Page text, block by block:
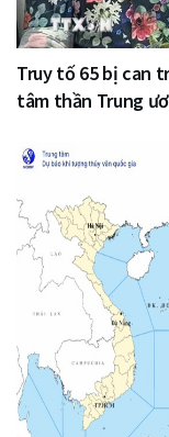
Truy tố 65 bị can
tâm thần Trung